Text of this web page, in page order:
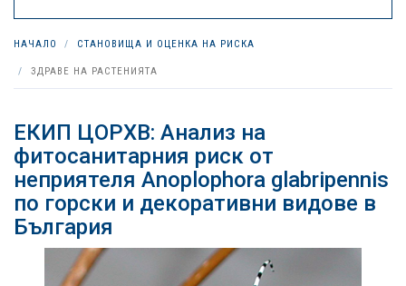
НАЧАЛО СТАНОВИЩА И ОЦЕНКА НА РИСКА
ЗДРАВЕ НА РАСТЕНИЯТА
ЕКИП ЦОРХВ: Анализ на
фитосанитарния риск от
неприятеля Anoplophora glabripennis
по горски и декоративни видове в
България